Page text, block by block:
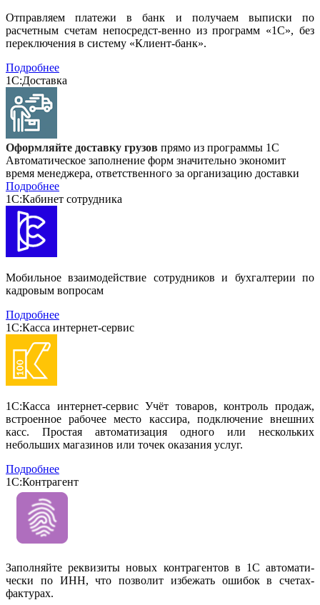
Отправляем платежи в банк и получаем выписки по
расчетным счетам непосредст-венно из программ «1С», без
переключения в систему «Клиент-банк».
Подробнее
1С:Доставка
Оформляйте доставку грузов прямо из программы 1С
Автоматическое заполнение форм значительно экономит
время менеджера, ответственного за организацию доставки
Подробнее
1С:Кабинет сотрудника
Мобильное взаимодействие сотрудников и бухгалтерии по
кадровым вопросам
Подробнее
1С:Касса интернет-сервис
1С:Касса интернет-сервис Учёт товаров, контроль продаж,
встроенное рабочее место кассира, подключение внешних
касс. Простая автоматизация одного или нескольких
небольших магазинов или точек оказания услуг.
Подробнее
1С:Контрагент
Заполняйте реквизиты новых контрагентов в 1С автомати-
чески по ИНН, что позволит избежать ошибок в счетах-
фактурах.